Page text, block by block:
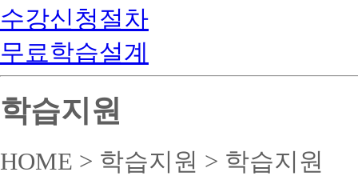
수강신청절차
무료학습설계
학습지원
HOME > 학습지원 > 학습지원